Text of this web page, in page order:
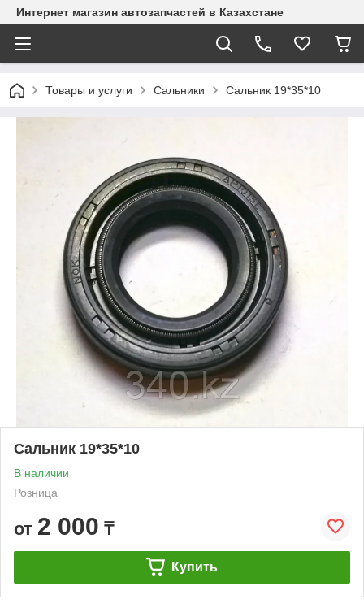
Интернет магазин автозапчастей в Казахстане
Товары и услуги Сальники Сальник 19*35*10
Сальник 19*35*10
В наличии
Розница
от 2 000 ₸
Купить